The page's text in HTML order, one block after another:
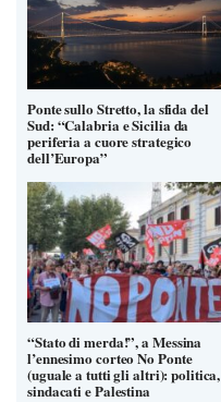
Ponte sullo Stretto, la sfida del
Sud: “Calabria e Sicilia da
periferia a cuore strategico
dell’Europa”
“Stato di merda!”, a Messina
l’ennesimo corteo No Ponte
(uguale a tutti gli altri): politica,
sindacati e Palestina